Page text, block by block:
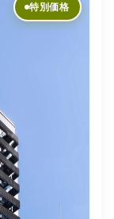
特別価格